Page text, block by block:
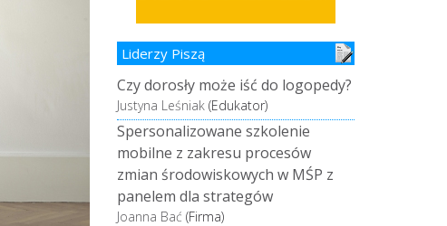
Liderzy Piszą
Czy dorosły może iść do logopedy?
Justyna Leśniak (Edukator)
Spersonalizowane szkolenie
mobilne z zakresu procesów
zmian środowiskowych w MŚP z
panelem dla strategów
Joanna Bać (Firma)